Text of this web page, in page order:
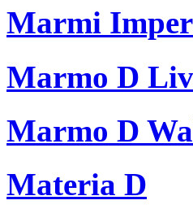
Marmi
Marmo D
Marmo D
Materia D